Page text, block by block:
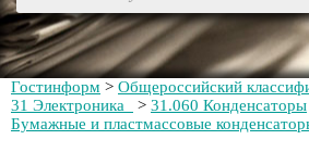
Гостинформ > Общероссийский
31 Электроника
> 31.060 Конденсаторы
Бумажные и пластмассовые